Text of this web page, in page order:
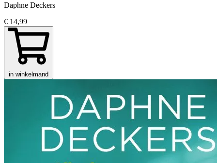
Daphne Deckers
€ 14,99
in winkelmand